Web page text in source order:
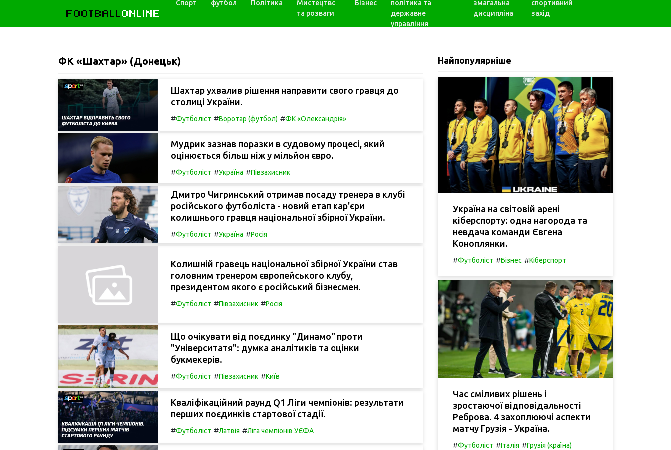
FOOTBALLONLINE
Спорт футбол Політика
Мистецтво
та розваги
Бізнес
політика та
державне
управління
змагальна
дисципліна
спортивний
захід
ФК «Шахтар» (Донецьк)
Шахтар ухвалив рішення направити свого гравця до
столиці України.
#Футболіст #Воротар (футбол) #ФК «Олександрія»
Мудрик зазнав поразки в судовому процесі, який
оцінюється більш ніж у мільйон євро.
#Футболіст #Україна #Півзахисник
Дмитро Чигринський отримав посаду тренера в клубі
російського футболіста - новий етап кар'єри
колишнього гравця національної збірної України.
#Футболіст #Україна #Росія
Колишній гравець національної збірної України став
головним тренером європейського клубу,
президентом якого є російський бізнесмен.
#Футболіст #Півзахисник #Росія
Що очікувати від поєдинку "Динамо" проти
"Університатя": думка аналітиків та оцінки
букмекерів.
#Футболіст #Півзахисник #Київ
Кваліфікаційний раунд Q1 Ліги чемпіонів: результати
перших поєдинків стартової стадії.
#Футболіст #Латвія #Ліга чемпіонів УЄФА
Найпопулярніше
Україна на світовій арені
кіберспорту: одна нагорода та
невдача команди Євгена
Коноплянки.
#Футболіст #Бізнес #Кіберспорт
Час сміливих рішень і
зростаючої відповідальності
Реброва. 4 захоплюючі аспекти
матчу Грузія - Україна.
#Футболіст #Італія #Грузія (країна)